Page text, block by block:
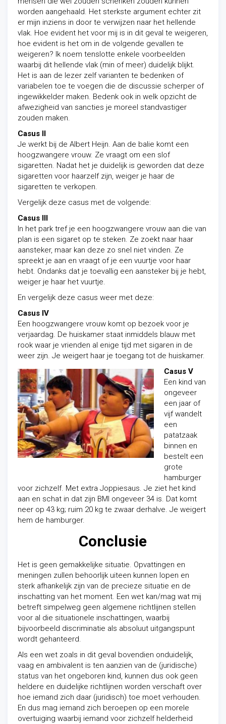
worden aangehaald. Het sterkste argument echter zit
er mijn inziens in door te verwijzen naar het hellende
vlak. Hoe evident het voor mij is in dit geval te weigeren,
hoe evident is het om in de volgende gevallen te
weigeren? Ik noem tenslotte enkele voorbeelden
waarbij dit hellende vlak (min of meer) duidelijk blijkt.
Het is aan de lezer zelf varianten te bedenken of
variabelen toe te voegen die de discussie scherper of
ingewikkelder maken. Bedenk ook in welk opzicht de
afwezigheid van sancties je moreel standvastiger
zouden maken.
Casus II
Je werkt bij de Albert Heijn. Aan de balie komt een
hoogzwangere vrouw. Ze vraagt om een slof
sigaretten. Nadat het je duidelijk is geworden dat deze
sigaretten voor haarzelf zijn, weiger je haar de
sigaretten te verkopen.
Vergelijk deze casus met de volgende:
Casus III
In het park tref je een hoogzwangere vrouw aan die van
plan is een sigaret op te steken. Ze zoekt naar haar
aansteker, maar kan deze zo snel niet vinden. Ze
spreekt je aan en vraagt of je een vuurtje voor haar
hebt. Ondanks dat je toevallig een aansteker bij je hebt,
weiger je haar het vuurtje.
En vergelijk deze casus weer met deze:
Casus IV
Een hoogzwangere vrouw komt op bezoek voor je
verjaardag. De huiskamer staat inmiddels blauw met
rook waar je vrienden al enige tijd met sigaren in de
weer zijn. Je weigert haar je toegang tot de huiskamer.
Casus V
Een kind van
ongeveer
een jaar of
vijf wandelt
een
patatzaak
binnen en
bestelt een
grote
hamburger
voor zichzelf. Met extra Joppiesaus. Je ziet het kind
aan en schat in dat zijn BMI ongeveer 34 is. Dat komt
neer op 43 kg; ruim 20 kg te zwaar derhalve. Je weigert
hem de hamburger.
Conclusie
Het is geen gemakkelijke situatie. Opvattingen en
meningen zullen behoorlijk uiteen kunnen lopen en
sterk afhankelijk zijn van de precieze situatie en de
inschatting van het moment. Een wet kan/mag wat mij
betreft simpelweg geen algemene richtlijnen stellen
voor al die situationele inschattingen, waarbij
bijvoorbeeld discriminatie als absoluut uitgangspunt
wordt gehanteerd.
Als een wet zoals in dit geval bovendien onduidelijk,
vaag en ambivalent is ten aanzien van de (juridische)
status van het ongeboren kind, kunnen dus ook geen
heldere en duidelijke richtlijnen worden verschaft over
hoe iemand zich daar (juridisch) toe moet verhouden.
En dus mag iemand zich beroepen op een morele
overtuiging waarbij iemand voor zichzelf helderheid